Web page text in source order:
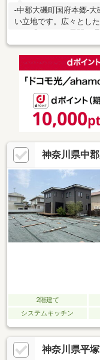
‐中郡大磯町国府本郷‐
い立地です。広々とし
積：657.06㎡ 約198.7
神奈川県中
2階建て
システムキッチン
神奈川県平